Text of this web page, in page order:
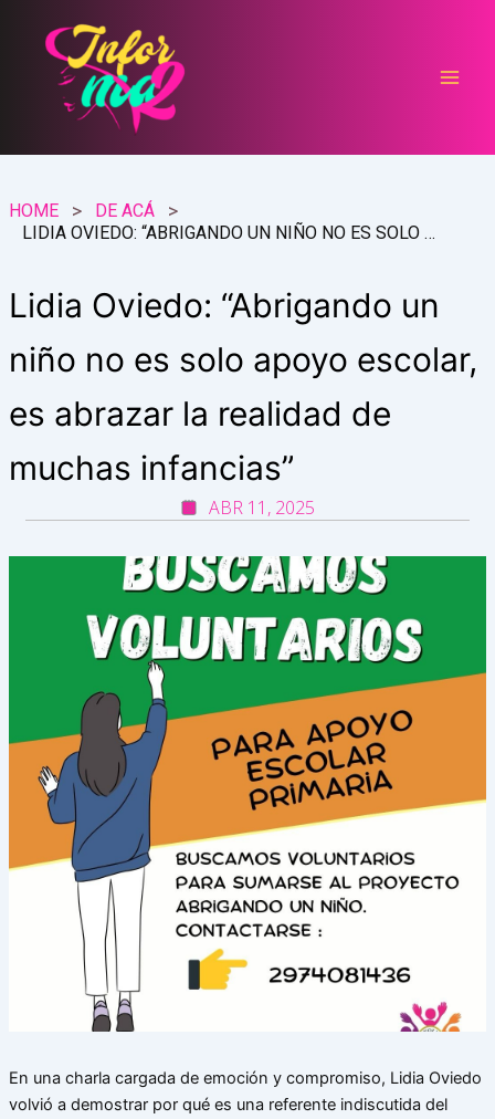
contenido
HOME
DE ACÁ
LIDIA OVIEDO: “ABRIGANDO UN NIÑO NO ES SOLO APOYO ESCOLAR, ES ABRAZAR LA REALIDAD DE MUCHAS INFANCIAS”
Lidia Oviedo: “Abrigando un
niño no es solo apoyo escolar,
es abrazar la realidad de
muchas infancias”
ABR 11, 2025
En una charla cargada de emoción y compromiso, Lidia Oviedo
volvió a demostrar por qué es una referente indiscutida del